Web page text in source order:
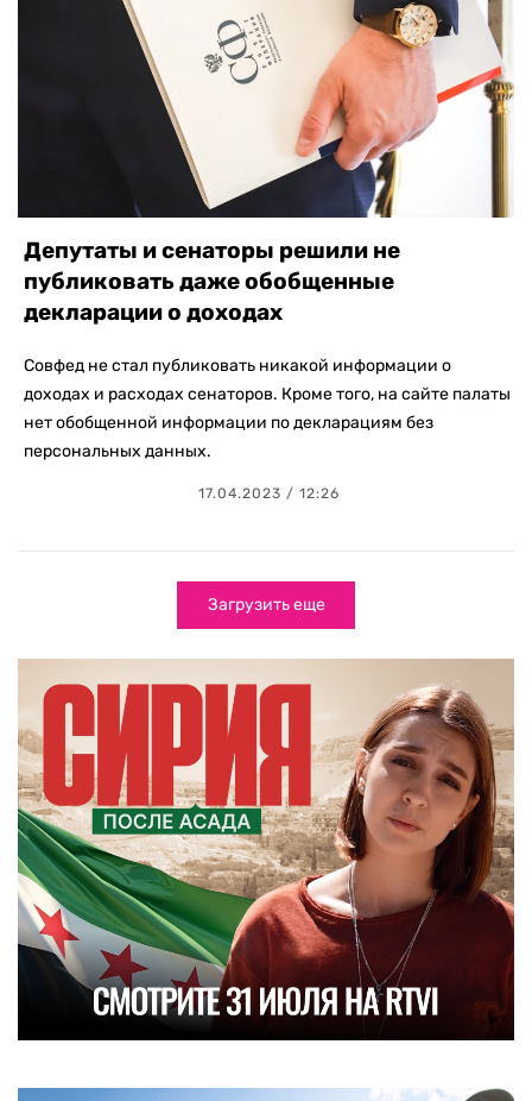
Депутаты и сенаторы решили не
публиковать даже обобщенные
декларации о доходах
Совфед не стал публиковать никакой информации о
доходах и расходах сенаторов. Кроме того, на сайте палаты
нет обобщенной информации по декларациям без
персональных данных.
17.04.2023 / 12:26
Загрузить еще